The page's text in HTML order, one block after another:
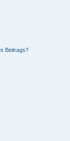
Beitrags?